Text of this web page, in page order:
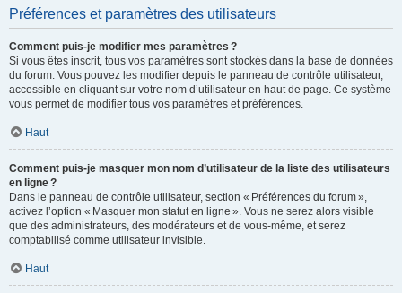
Préférences et paramètres des utilisateurs
Comment puis-je modifier mes paramètres ?
Si vous êtes inscrit, tous vos paramètres sont stockés dans la base de données
du forum. Vous pouvez les modifier depuis le panneau de contrôle utilisateur,
accessible en cliquant sur votre nom d’utilisateur en haut de page. Ce système
vous permet de modifier tous vos paramètres et préférences.
Haut
Comment puis-je masquer mon nom d’utilisateur de la liste des utilisateurs
en ligne ?
Dans le panneau de contrôle utilisateur, section « Préférences du forum »,
activez l’option « Masquer mon statut en ligne ». Vous ne serez alors visible
que des administrateurs, des modérateurs et de vous-même, et serez
comptabilisé comme utilisateur invisible.
Haut